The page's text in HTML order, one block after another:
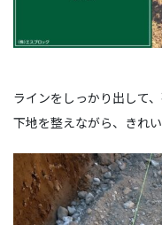
ラインをしっかり出して
下地を整えながら、きれ